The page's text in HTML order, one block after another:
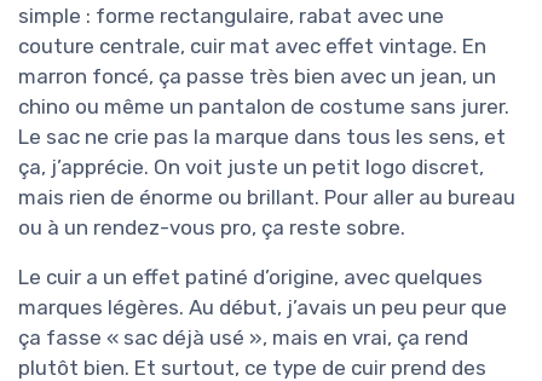
simple : forme rectangulaire, rabat avec une
couture centrale, cuir mat avec effet vintage. En
marron foncé, ça passe très bien avec un jean, un
chino ou même un pantalon de costume sans jurer.
Le sac ne crie pas la marque dans tous les sens, et
ça, j’apprécie. On voit juste un petit logo discret,
mais rien de énorme ou brillant. Pour aller au bureau
ou à un rendez-vous pro, ça reste sobre.
Le cuir a un effet patiné d’origine, avec quelques
marques légères. Au début, j’avais un peu peur que
ça fasse « sac déjà usé », mais en vrai, ça rend
plutôt bien. Et surtout, ce type de cuir prend des